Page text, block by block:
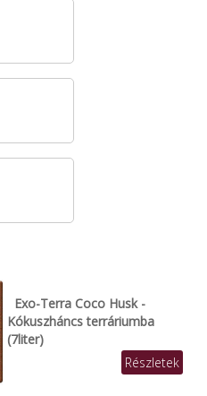
Exo-Terra Coco Husk -
Kókuszháncs terráriumba
(7liter)
Részletek